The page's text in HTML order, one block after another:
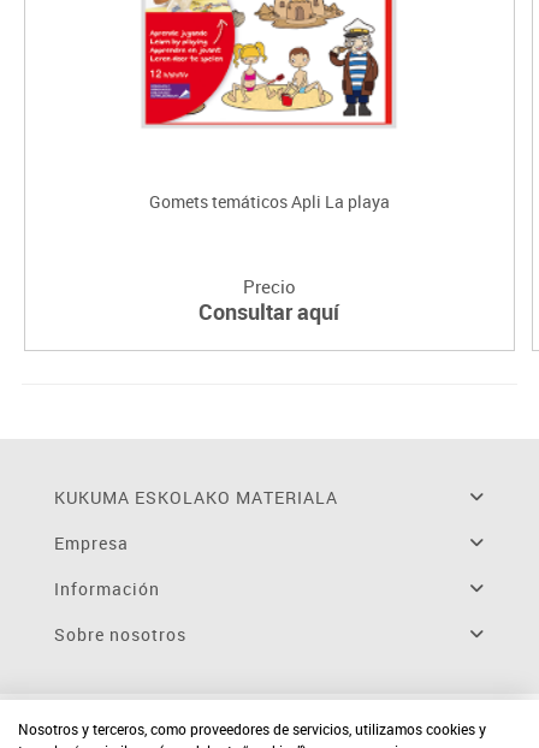
Gomets temáticos Apli La playa
Precio
Consultar aquí
KUKUMA ESKOLAKO MATERIALA
Empresa
Información
Sobre nosotros
Nosotros y terceros, como proveedores de servicios, utilizamos cookies y